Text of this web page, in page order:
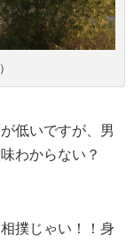
低いですが、男
わからない？
撲じゃい！！身